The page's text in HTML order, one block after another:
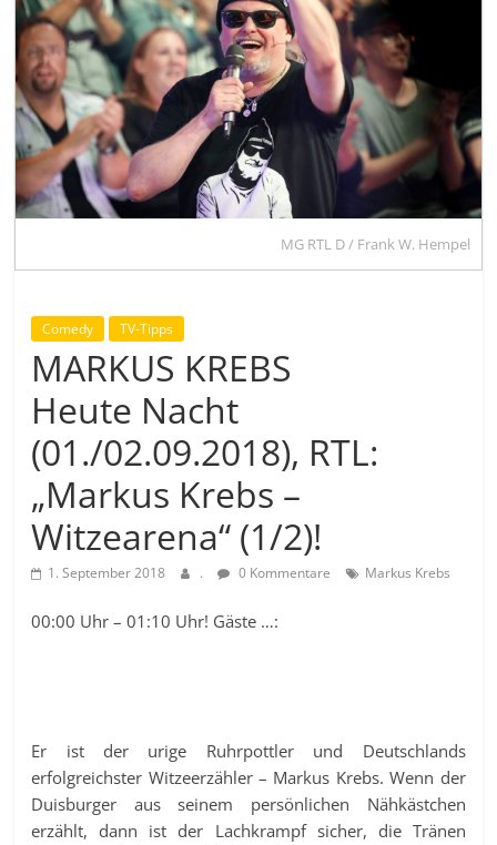
MG RTL D / Frank W. Hempel
Comedy TV-Tipps
MARKUS KREBS
Heute Nacht
(01./02.09.2018), RTL:
„Markus Krebs –
Witzearena“ (1/2)!
1. September 2018 . 0 Kommentare Markus Krebs
00:00 Uhr – 01:10 Uhr! Gäste …:
Er ist der urige Ruhrpottler und Deutschlands
erfolgreichster Witzeerzähler – Markus Krebs. Wenn der
Duisburger aus seinem persönlichen Nähkästchen
erzählt, dann ist der Lachkrampf sicher, die Tränen